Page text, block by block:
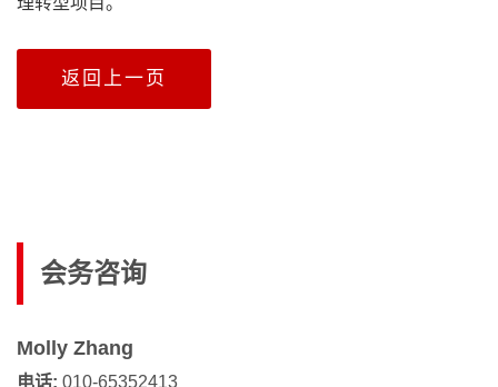
返回上一页
会务咨询
Molly Zhang
电话: 010-65352413